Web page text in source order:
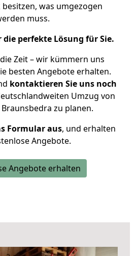
besitzen, was umgezogen
muss.
perfekte Lösung für Sie.
Zeit – wir kümmern uns
besten Angebote erhalten.
kontaktieren Sie uns noch
Umzug von
zu planen.
Formular aus, und erhalten
Angebote.
Angebote erhalten